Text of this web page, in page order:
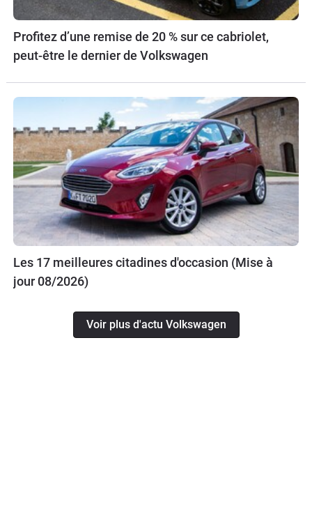
Profitez d’une remise de 20 % sur ce cabriolet,
peut-être le dernier de Volkswagen
Les 17 meilleures citadines d'occasion (Mise à
jour 08/2026)
Voir plus d'actu Volkswagen